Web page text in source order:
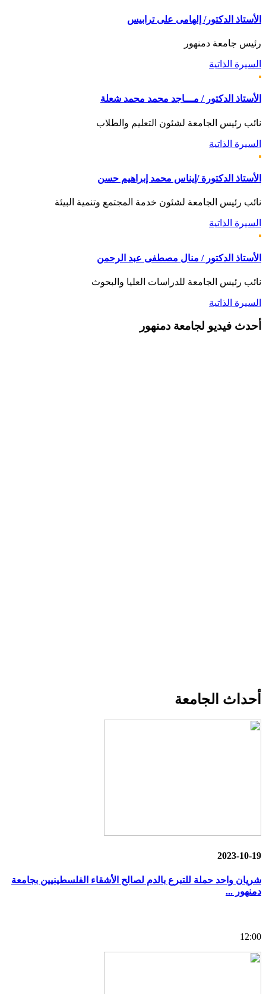
الأستاذ الدكتور/ إلهامى على ترابيس
رئيس جامعة دمنهور
السيرة الذاتية
الأستاذ الدكتور / مـــاجد محمد محمد شعلة
نائب رئيس الجامعة لشئون التعليم والطلاب
السيرة الذاتية
الأستاذ الدكتورة /إيناس محمد إبراهيم حسن
نائب رئيس الجامعة لشئون خدمة المجتمع وتنمية البيئة
السيرة الذاتية
الأستاذ الدكتور / منال مصطفى عبد الرحمن
نائب رئيس الجامعة للدراسات العليا والبحوث
السيرة الذاتية
أحدث فيديو لجامعة دمنهور
أحداث الجامعة
2023-10-19
شريان واحد حملة للتبرع بالدم لصالح الأشقاء الفلسطينيين بجامعة
دمنهور ...
12:00